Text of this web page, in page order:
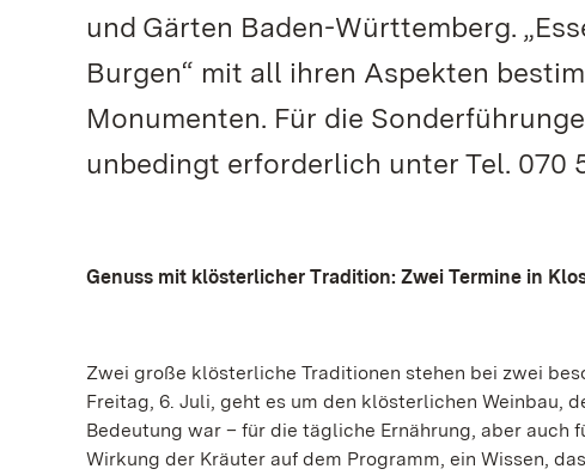
und Gärten Baden-Württemberg.
Burgen“ mit all ihren Aspekten
Monumenten. Für die
unbedingt erforderlich unter Tel. 070
Genuss mit klösterlicher Tradition: Zwei Termine in
Zwei große klösterliche Traditionen stehen bei zwei
Freitag, 6. Juli, geht es um den klösterlichen Weinbau,
Bedeutung war – für die tägliche Ernährung, aber auch
Wirkung der Kräuter auf dem Programm, ein Wissen,